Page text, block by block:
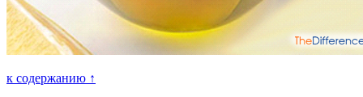
к содержанию ↑